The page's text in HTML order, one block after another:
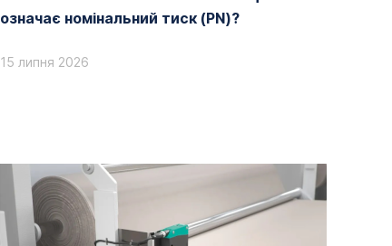
означає номінальний тиск (PN)?
15 липня 2026